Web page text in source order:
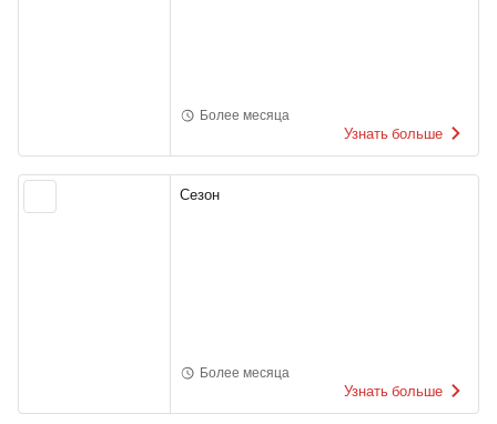
Более месяца
Узнать больше
Сезон
Более месяца
Узнать больше